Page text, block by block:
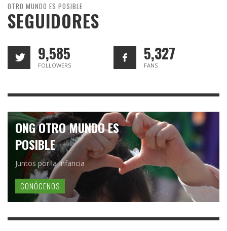
OTRO MUNDO ES POSIBLE
SEGUIDORES
9,585
FOLLOWERS
5,327
FANS
ONG OTRO MUNDO ES
POSIBLE
Juntos por la Infancia
CONÓCENOS